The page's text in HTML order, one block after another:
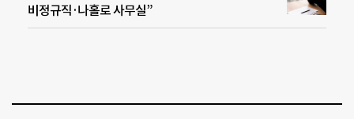
비정규직·나홀로 사무실”